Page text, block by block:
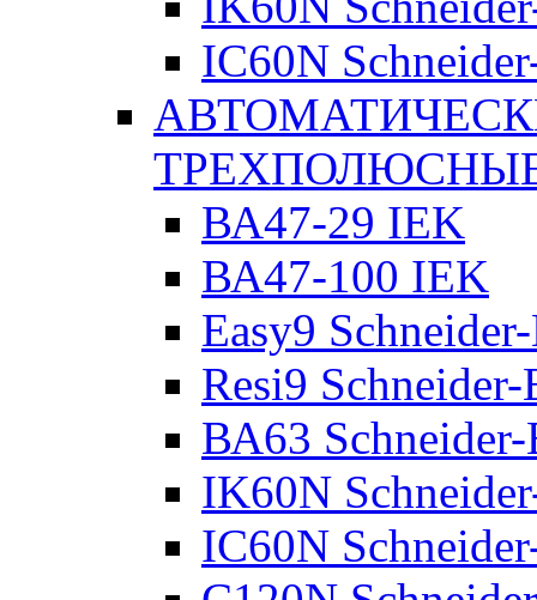
IC60N
ВА47-29 IEK
ВА47-100 IEK
Easy9
Resi9
ВА63
IK60N
IC60N